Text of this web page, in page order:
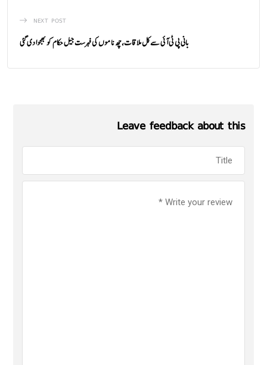
NEXT POST
بانی پی ٹی آئی سے کل ملاقات،چھ ناموں کی فہرست جیل حکام کو بھجوا دی گئی
Leave feedback about this